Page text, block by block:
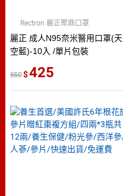
麗正 成人N95奈米醫用口罩(天
空藍)-10入 /單片包裝
Rectron 麗正聚鼎口罩
550 425